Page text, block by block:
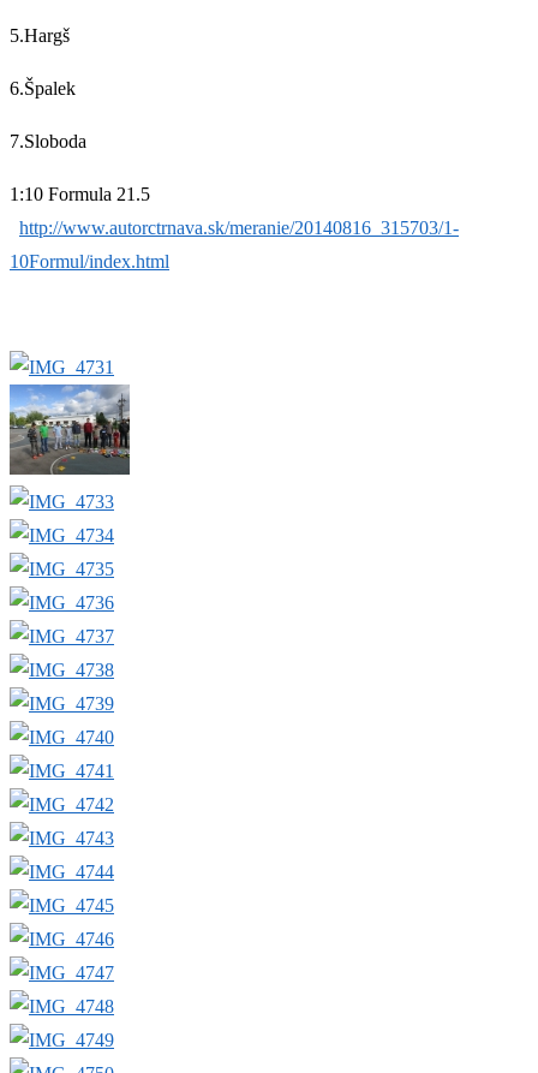
5.Hargš
6.Špalek
7.Sloboda
1:10 Formula 21.5
http://www.autorctrnava.sk/meranie/20140816_315703/1-
10Formul/index.html